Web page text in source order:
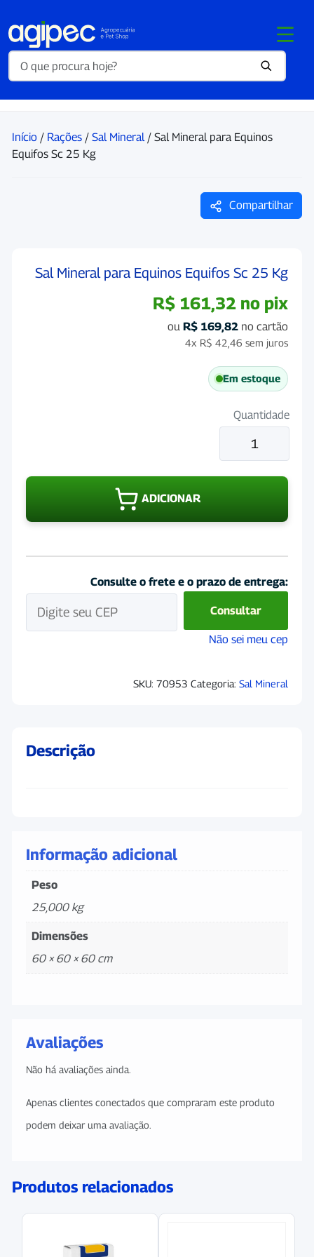
Início / Rações / Sal Mineral/ Sal Mineral para Equinos
Equifos Sc 25 Kg
Compartilhar
Sal Mineral para Equinos Equifos Sc 25 Kg
R$ 161,32 no pix
ou R$ 169,82 no cartão
4x R$ 42,46 sem juros
Em estoque
Quantidade
Sal
Mineral
para
ADICIONAR
Consulte o frete e o prazo de entrega:
Consultar
Não sei meu cep
SKU: 70953 Categoria: Sal Mineral
Descrição
Informação adicional
Peso
25,000 kg
Dimensões
60 × 60 × 60 cm
Avaliações
Não há avaliações ainda.
Apenas clientes conectados que compraram este produto
podem deixar uma avaliação.
Produtos relacionados